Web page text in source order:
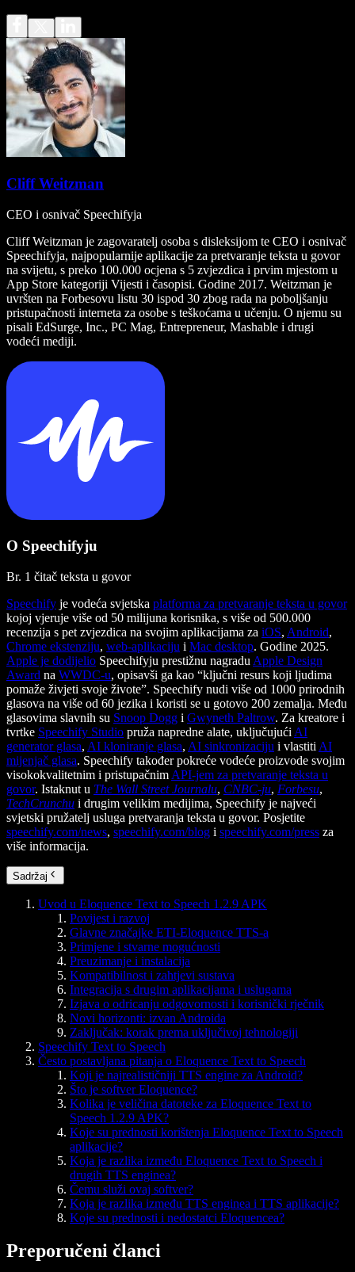
Cliff Weitzman
CEO i osnivač Speechifyja
Cliff Weitzman je zagovaratelj osoba s disleksijom te CEO i osnivač
Speechifyja, najpopularnije aplikacije za pretvaranje teksta u govor
na svijetu, s preko 100.000 ocjena s 5 zvjezdica i prvim mjestom u
App Store kategoriji Vijesti i časopisi. Godine 2017. Weitzman je
uvršten na Forbesovu listu 30 ispod 30 zbog rada na poboljšanju
pristupačnosti interneta za osobe s teškoćama u učenju. O njemu su
pisali EdSurge, Inc., PC Mag, Entrepreneur, Mashable i drugi
vodeći mediji.
O Speechifyju
Br. 1 čitač teksta u govor
Speechify je vodeća svjetska platforma za pretvaranje teksta u govor
kojoj vjeruje više od 50 milijuna korisnika, s više od 500.000
recenzija s pet zvjezdica na svojim aplikacijama za iOS, Android,
Chrome ekstenziju, web-aplikaciju i Mac desktop. Godine 2025.
Apple je dodijelio Speechifyju prestižnu nagradu Apple Design
Award na WWDC-u, opisavši ga kao “ključni resurs koji ljudima
pomaže živjeti svoje živote”. Speechify nudi više od 1000 prirodnih
glasova na više od 60 jezika i koristi se u gotovo 200 zemalja. Među
glasovima slavnih su Snoop Dogg i Gwyneth Paltrow. Za kreatore i
tvrtke Speechify Studio pruža napredne alate, uključujući AI
generator glasa, AI kloniranje glasa, AI sinkronizaciju i vlastiti AI
mijenjač glasa. Speechify također pokreće vodeće proizvode svojim
visokokvalitetnim i pristupačnim API-jem za pretvaranje teksta u
govor. Istaknut u The Wall Street Journalu, CNBC-ju, Forbesu,
TechCrunchu i drugim velikim medijima, Speechify je najveći
svjetski pružatelj usluga pretvaranja teksta u govor. Posjetite
speechify.com/news, speechify.com/blog i speechify.com/press za
više informacija.
Sadržaj
Uvod u Eloquence Text to Speech 1.2.9 APK
Povijest i razvoj
Glavne značajke ETI-Eloquence TTS-a
Primjene i stvarne mogućnosti
Preuzimanje i instalacija
Kompatibilnost i zahtjevi sustava
Integracija s drugim aplikacijama i uslugama
Izjava o odricanju odgovornosti i korisnički rječnik
Novi horizonti: izvan Androida
Zaključak: korak prema uključivoj tehnologiji
Speechify Text to Speech
Često postavljana pitanja o Eloquence Text to Speech
Koji je najrealističniji TTS engine za Android?
Što je softver Eloquence?
Kolika je veličina datoteke za Eloquence Text to
Speech 1.2.9 APK?
Koje su prednosti korištenja Eloquence Text to Speech
aplikacije?
Koja je razlika između Eloquence Text to Speech i
drugih TTS enginea?
Čemu služi ovaj softver?
Koja je razlika između TTS enginea i TTS aplikacije?
Koje su prednosti i nedostatci Eloquencea?
Preporučeni članci